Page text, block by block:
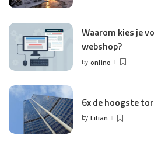
Waarom kies je
webshop?
Posted
by onlino
6x de hoogste
Posted
by Lilian